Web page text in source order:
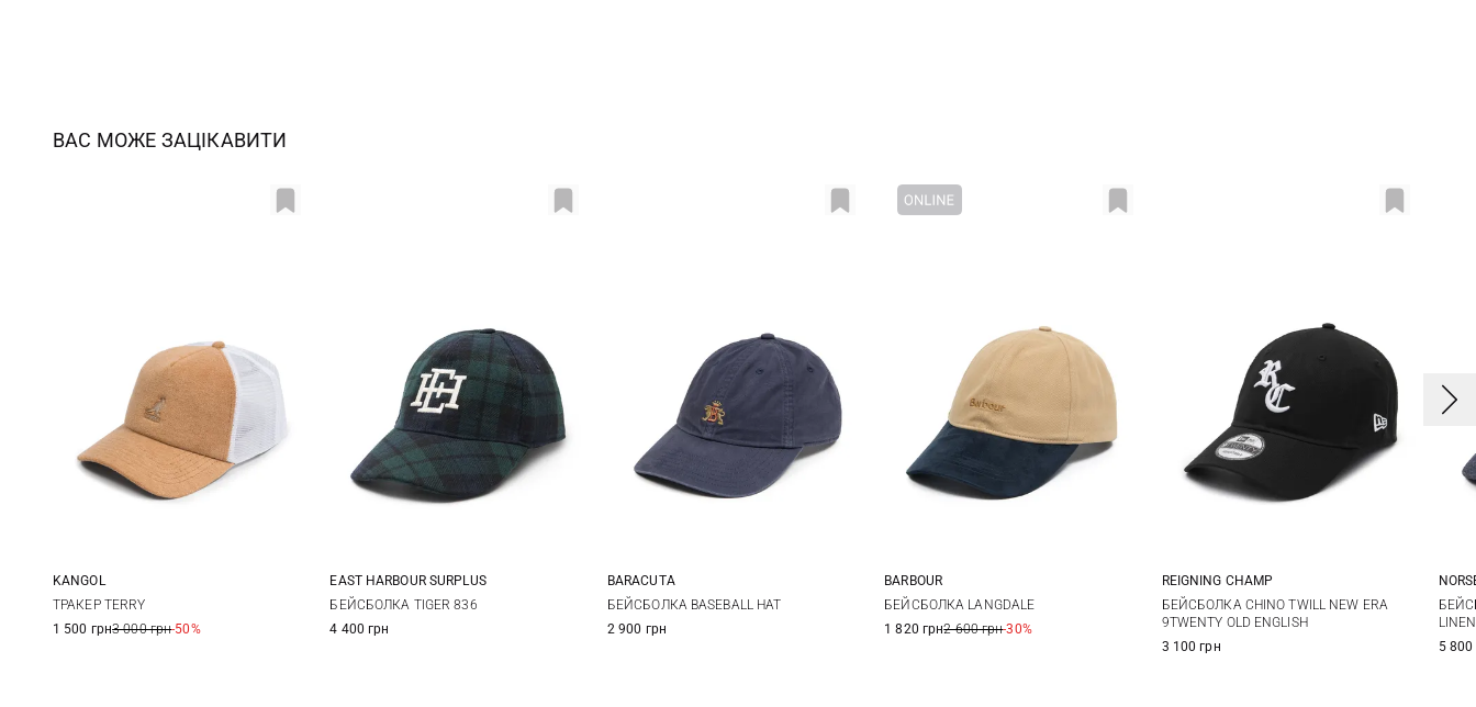
ВАС МОЖЕ ЗАЦІКАВИТИ
KANGOL
ТРАКЕР TERRY
1 500 грн3 000 грн-50%
One size
EAST HARBOUR SURPLUS
БЕЙСБОЛКА TIGER 836
4 400 грн
One size
BARACUTA
БЕЙСБОЛКА BASEBALL HAT
2 900 грн
One size
BARBOUR
БЕЙСБОЛКА LANGDALE
1 820 грн2 600 грн-30%
One size
REIGNING CHAMP
БЕЙСБОЛКА CHINO TWILL NEW ERA
9TWENTY OLD ENGLISH
3 100 грн
5 800